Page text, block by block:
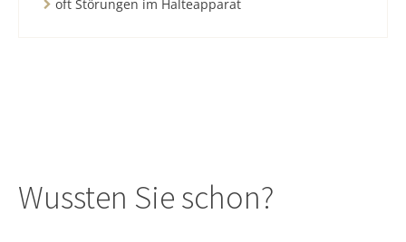
oft Störungen im Halteapparat
Wussten Sie schon?